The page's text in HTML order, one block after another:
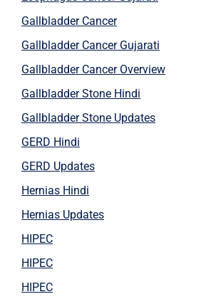
Gallbladder Cancer
Gallbladder Cancer Gujarati
Gallbladder Cancer Overview
Gallbladder Stone Hindi
Gallbladder Stone Updates
GERD Hindi
GERD Updates
Hernias Hindi
Hernias Updates
HIPEC
HIPEC
HIPEC